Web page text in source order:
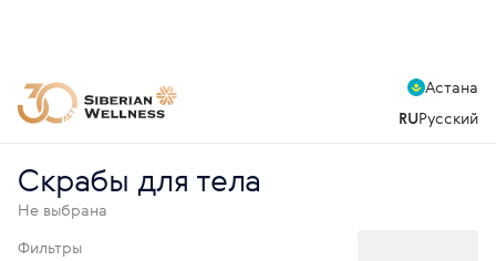
Астана
RUРусский
Скрабы для тела
Не выбрана
Фильтры